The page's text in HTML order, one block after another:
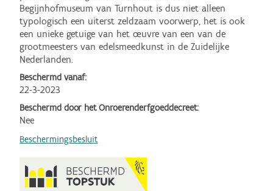
Begijnhofmuseum van Turnhout is dus niet alleen
typologisch een uiterst zeldzaam voorwerp, het is ook
een unieke getuige van het œuvre van een van de
grootmeesters van edelsmeedkunst in de Zuidelijke
Nederlanden.
Beschermd vanaf:
22-3-2023
Beschermd door het Onroerenderfgoeddecreet:
Nee
Beschermingsbesluit